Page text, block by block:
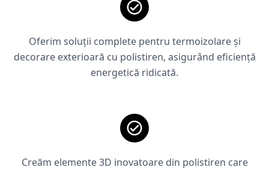
Oferim soluții complete pentru termoizolare și
decorare exterioară cu polistiren, asigurând eficiență
energetică ridicată.
Creăm elemente 3D inovatoare din polistiren care